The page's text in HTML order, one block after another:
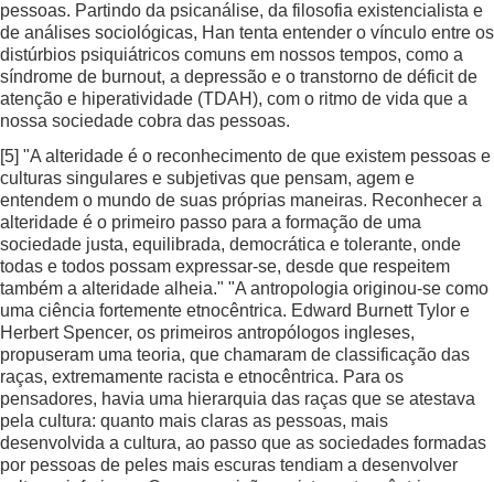
pessoas. Partindo da psicanálise, da filosofia existencialista e
de análises sociológicas, Han tenta entender o vínculo entre os
distúrbios psiquiátricos comuns em nossos tempos, como a
síndrome de burnout, a depressão e o transtorno de déficit de
atenção e hiperatividade (TDAH), com o ritmo de vida que a
nossa sociedade cobra das pessoas.
[5] "A alteridade é o reconhecimento de que existem pessoas e
culturas singulares e subjetivas que pensam, agem e
entendem o mundo de suas próprias maneiras. Reconhecer a
alteridade é o primeiro passo para a formação de uma
sociedade justa, equilibrada, democrática e tolerante, onde
todas e todos possam expressar-se, desde que respeitem
também a alteridade alheia." "A antropologia originou-se como
uma ciência fortemente etnocêntrica. Edward Burnett Tylor e
Herbert Spencer, os primeiros antropólogos ingleses,
propuseram uma teoria, que chamaram de classificação das
raças, extremamente racista e etnocêntrica. Para os
pensadores, havia uma hierarquia das raças que se atestava
pela cultura: quanto mais claras as pessoas, mais
desenvolvida a cultura, ao passo que as sociedades formadas
por pessoas de peles mais escuras tendiam a desenvolver